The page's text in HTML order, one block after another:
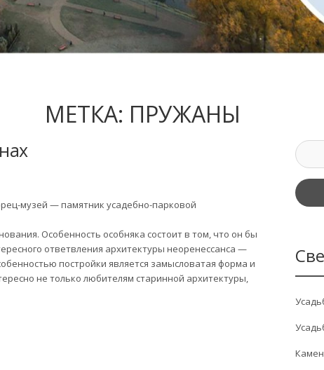
МЕТКА: ПРУЖАНЫ
музей — памятник усадебно-парковой
Особенность особняка состоит в том, что он бы
ответвления архитектуры неоренессанса —
постройки является замысловатая форма и
не только любителям старинной архитектуры,